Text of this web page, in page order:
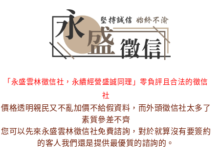
「永盛雲林徵信社，永續經營盛誠同理」零負評且合法的徵信
社
價格透明親民又不亂加價不給假資料，而外頭徵信社太多了
素質參差不齊
您可以先來永盛雲林徵信社免費諮詢，對於就算沒有要簽約
的客人我們還是提供最優質的諮詢的。